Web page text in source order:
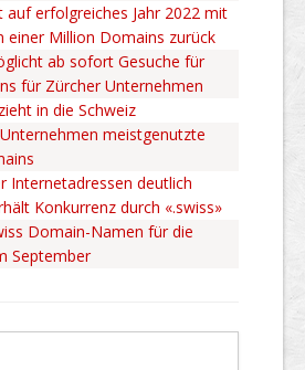
auf erfolgreiches Jahr 2022 mit
einer Million Domains zurück
ab sofort Gesuche für
für Zürcher Unternehmen
in die Schweiz
meistgenutzte
Internetadressen deutlich
Konkurrenz durch «.swiss»
Domain-Namen für die
September